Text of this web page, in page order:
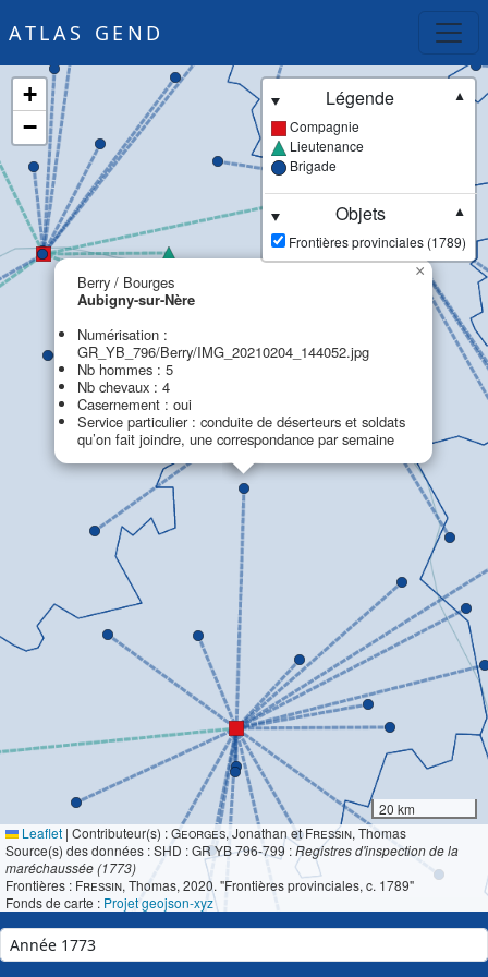
ATLAS GEND
Berry / Bourges
Aubigny-sur-Nère
Numérisation :
GR_YB_796/Berry/IMG_20210204_144052.jpg
Nb hommes : 5
Nb chevaux : 4
Casernement : oui
Service particulier : conduite de déserteurs et soldats
qu’on fait joindre, une correspondance par semaine
×
+
−
Légende
▼
Compagnie
Lieutenance
Brigade
Objets
▼
Frontières provinciales (1789)
20 km
Leaflet | Contributeur(s) :Georges, Jonathan etFressin, Thomas
Source(s) des données : SHD : GR YB 796-799 :Registres d'inspection de la
maréchaussée (1773)
Frontières : Fressin, Thomas, 2020. "Frontières provinciales, c. 1789"
Fonds de carte : Projet geojson-xyz